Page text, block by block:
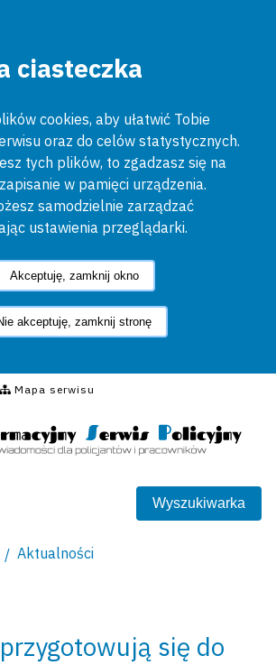
ciasteczka
cookies, aby ułatwić Tobie
oraz do celów statystycznych.
tych plików, to zgadzasz się na
w pamięci urządzenia.
samodzielnie zarządzać
ustawienia przeglądarki.
Akceptuję, zamknij okno
akceptuję, zamknij stronę
Mapa serwisuSerwis
Wyszukiwarka
Aktualności
się do